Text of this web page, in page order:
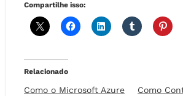
Compartilhe isso:
Relacionado
Como o Microsoft Azure
Como